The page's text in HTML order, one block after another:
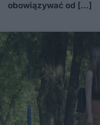
obowiązywać od […]